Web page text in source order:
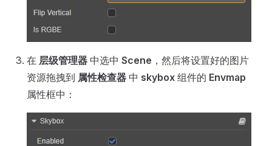
在 层级管理器 中选中 Scene ，然后将设置好的图片
资源拖拽到 属性检查器 中 skybox 组件的 Envmap
属性框中：